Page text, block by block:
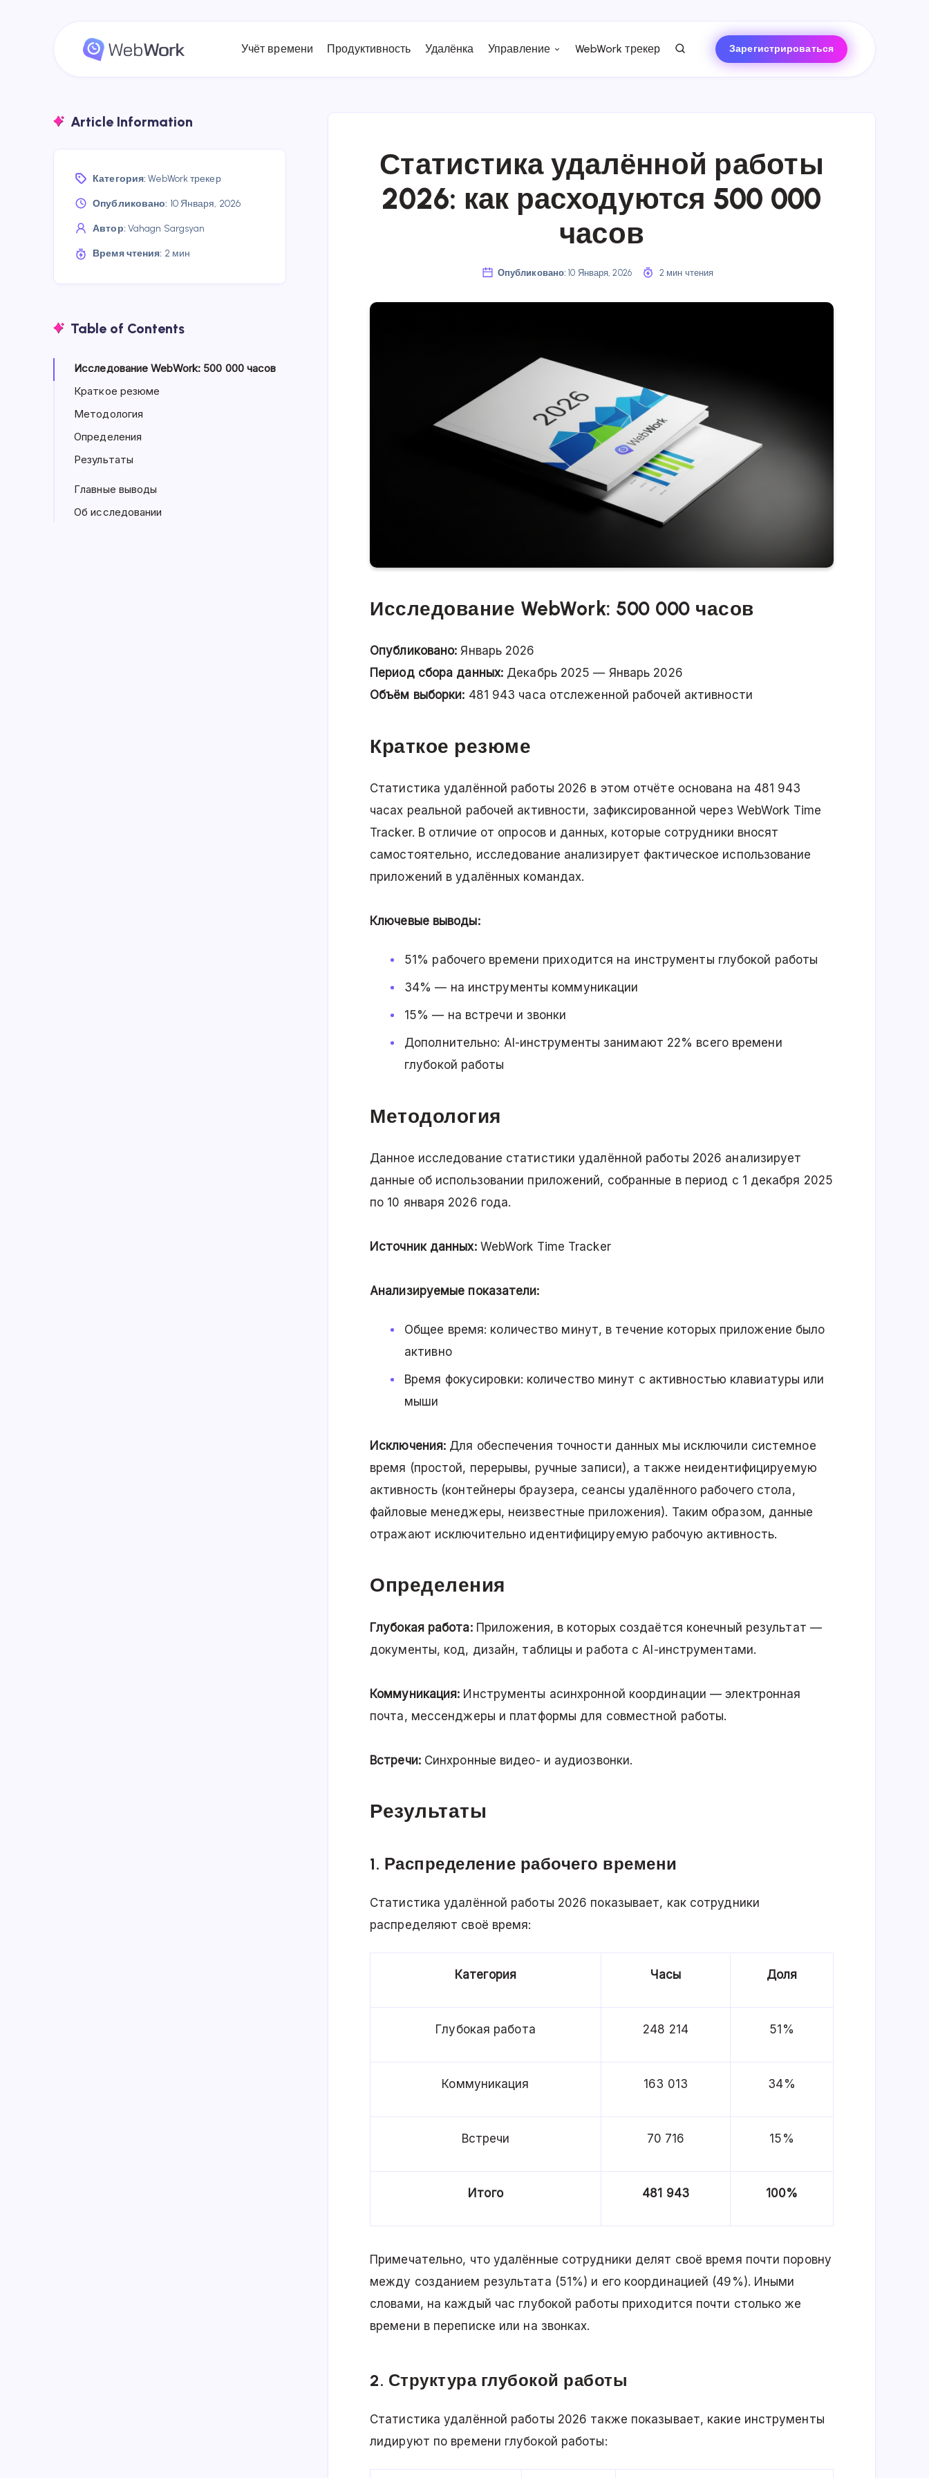
Учёт времени Продуктивность Удалёнка Управление WebWork трекер Зарегистрироваться
Статистика удалённой работы
2026: как расходуются 500 000
часов
Опубликовано: 10 Января, 2026 2 мин чтения
Исследование WebWork: 500 000 часов
Опубликовано: Январь 2026
Период сбора данных: Декабрь 2025 — Январь 2026
Объём выборки: 481 943 часа отслеженной рабочей активности
Краткое резюме
Статистика удалённой работы 2026 в этом отчёте основана на 481 943
часах реальной рабочей активности, зафиксированной через WebWork Time
Tracker. В отличие от опросов и данных, которые сотрудники вносят
самостоятельно, исследование анализирует фактическое использование
приложений в удалённых командах.
Ключевые выводы:
51% рабочего времени приходится на инструменты глубокой работы
34% — на инструменты коммуникации
15% — на встречи и звонки
Дополнительно: AI-инструменты занимают 22% всего времени
глубокой работы
Методология
Данное исследование статистики удалённой работы 2026 анализирует
данные об использовании приложений, собранные в период с 1 декабря 2025
по 10 января 2026 года.
Источник данных:WebWork Time Tracker
Анализируемые показатели:
Общее время: количество минут, в течение которых приложение было
активно
Время фокусировки: количество минут с активностью клавиатуры или
мыши
Исключения: Для обеспечения точности данных мы исключили системное
время (простой, перерывы, ручные записи), а также неидентифицируемую
активность (контейнеры браузера, сеансы удалённого рабочего стола,
файловые менеджеры, неизвестные приложения). Таким образом, данные
отражают исключительно идентифицируемую рабочую активность.
Определения
Глубокая работа:Приложения, в которых создаётся конечный результат —
документы, код, дизайн, таблицы и работа с AI-инструментами.
Коммуникация: Инструменты асинхронной координации — электронная
почта, мессенджеры и платформы для совместной работы.
Встречи:Синхронные видео- и аудиозвонки.
Результаты
1. Распределение рабочего времени
Статистика удалённой работы 2026 показывает, как сотрудники
распределяют своё время:
Категория Часы Доля
Глубокая работа 248 214 51%
Коммуникация 163 013 34%
Встречи 70 716 15%
Итого 481 943 100%
Примечательно, что удалённые сотрудники делят своё время почти поровну
между созданием результата (51%) и его координацией (49%). Иными
словами, на каждый час глубокой работы приходится почти столько же
времени в переписке или на звонках.
2. Структура глубокой работы
Статистика удалённой работы 2026 также показывает, какие инструменты
лидируют по времени глубокой работы:
Article Information
Категория: WebWork трекер
Опубликовано: 10 Января, 2026
Автор: Vahagn Sargsyan
Время чтения: 2 мин
Table of Contents
Исследование WebWork: 500 000 часов
Краткое резюме
Методология
Определения
Результаты
Главные выводы
Об исследовании